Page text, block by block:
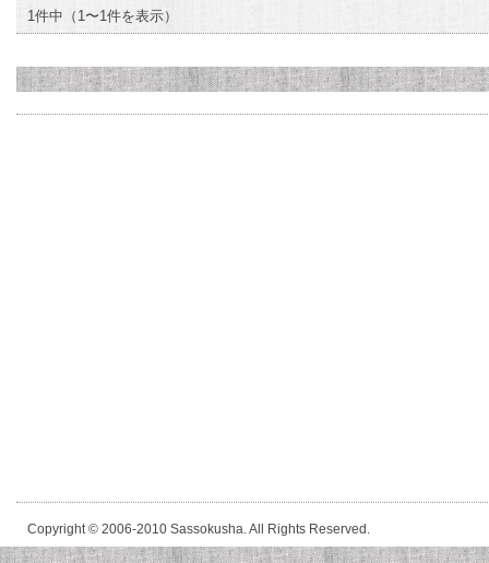
1件中（1〜1件を表示）
Copyright © 2006-2010 Sassokusha. All Rights Reserved.